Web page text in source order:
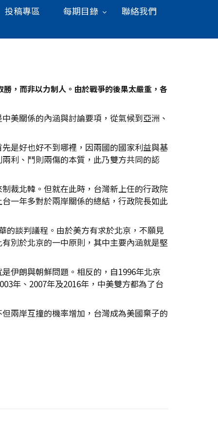
投稿專區 每期目錄 聯絡我們
，而非以力制人。由於戰爭的後果太嚴重，各
美關係的內涵與討論要項，從氣候到亞洲、
是好也好不到哪裡，因兩國的國家利益與基
利、鬥則兩傷的本質，此乃雙方共同的認
裁北韓。但就在此時，台灣新上任的行政院
一年多對於兩岸關係的總結，行政院長如此
的談判議程。由於美方有求於北京，不願見
別於北京的一中原則，其中主要內涵就是堅
伊朗與朝鮮問題。相反的，自1996年北京
年、2007年及2016年，中美雙方都為了台
兩岸互撞的機率增加，台灣成為美國棄子的